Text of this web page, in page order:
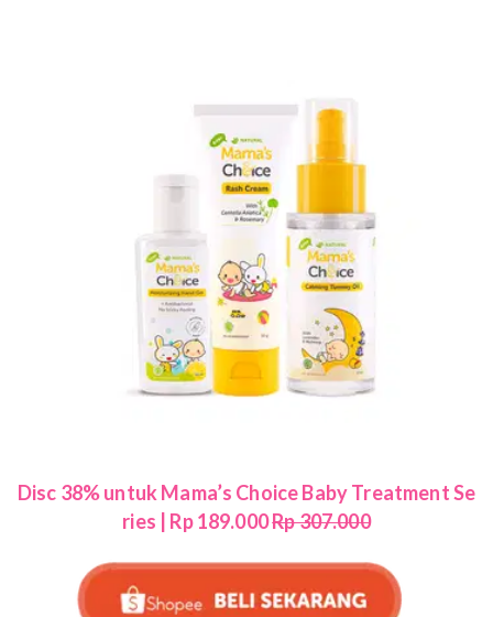
Disc 38% untuk Mama’s Choice Baby Treatment Se
ries | Rp 189.000Rp 307.000